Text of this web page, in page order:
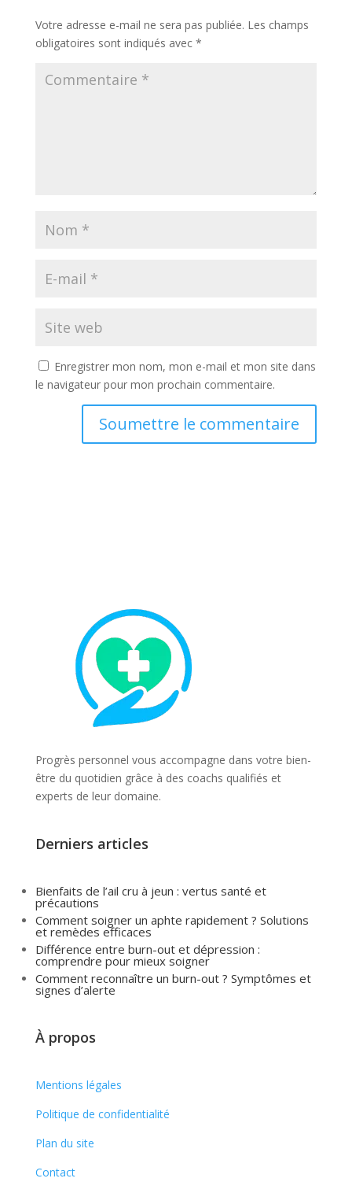
Votre adresse e-mail ne sera pas publiée. Les champs
obligatoires sont indiqués avec *
Enregistrer mon nom, mon e-mail et mon site dans
le navigateur pour mon prochain commentaire.
Soumettre le commentaire
Progrès personnel vous accompagne dans votre bien-
être du quotidien grâce à des coachs qualifiés et
experts de leur domaine.
Derniers articles
Bienfaits de l’ail cru à jeun : vertus santé et
précautions
Comment soigner un aphte rapidement ? Solutions
et remèdes efficaces
Différence entre burn-out et dépression :
comprendre pour mieux soigner
Comment reconnaître un burn-out ? Symptômes et
signes d’alerte
À propos
Mentions légales
Politique de confidentialité
Plan du site
Contact